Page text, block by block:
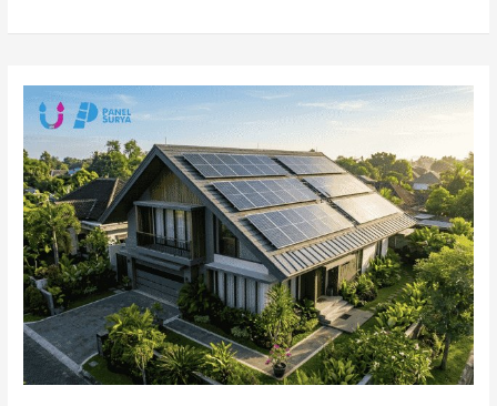
Listrik
Rumah
Sering
Mati
dan
Solusi
Modern
untuk
Hunian
yang
Lebih
Stabil